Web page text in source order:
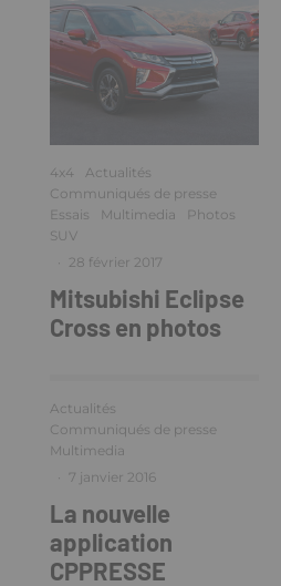
4x4
Actualités
Communiqués de presse
Essais
Multimedia
Photos
SUV
· 28 février 2017
Mitsubishi Eclipse
Cross en photos
Actualités
Communiqués de presse
Multimedia
·
7 janvier 2016
La nouvelle
application
CPPRESSE